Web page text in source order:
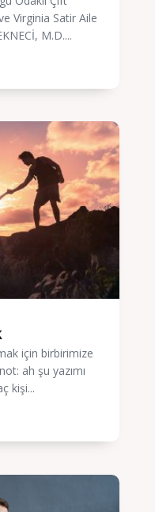
Virginia Satir Aile
M.D....
için birbirimize
ah şu yazımı
kişi...